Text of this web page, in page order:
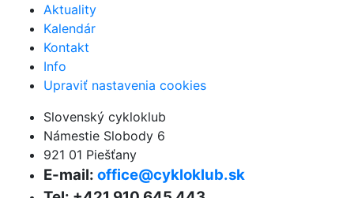
Aktuality
Kalendár
Kontakt
Info
Upraviť nastavenia cookies
Slovenský cykloklub
Námestie Slobody 6
921 01 Piešťany
E-mail: office@cykloklub.sk